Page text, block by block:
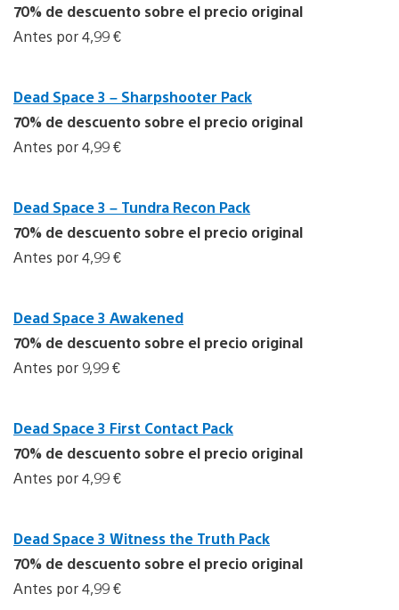
70% de descuento sobre el precio original
Antes por 4,99 €
Dead Space 3 – Sharpshooter Pack
70% de descuento sobre el precio original
Antes por 4,99 €
Dead Space 3 – Tundra Recon Pack
70% de descuento sobre el precio original
Antes por 4,99 €
Dead Space 3 Awakened
70% de descuento sobre el precio original
Antes por 9,99 €
Dead Space 3 First Contact Pack
70% de descuento sobre el precio original
Antes por 4,99 €
Dead Space 3 Witness the Truth Pack
70% de descuento sobre el precio original
Antes por 4,99 €